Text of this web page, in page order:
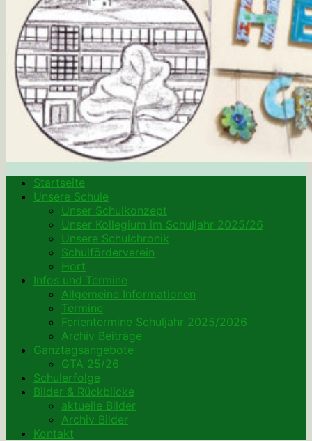
Startseite
Unsere Schule
Unser Schulkonzept
Unser Kollegium im Schuljahr 2025/26
Unsere Schulchronik
Schulförderverein
Hort
Infos und Termine
Allgemeine Informationen
Termine
Ferientermine Schuljahr 2025/2026
Archiv Beiträge
Ganztagsangebote
GTA 25/26
Schulerfolge
Bilder & Rückblicke
aktuelle Bilder
Archiv Bilder
Kontakt